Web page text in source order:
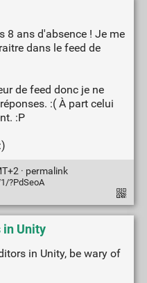
8 ans d'absence ! Je me
dans le feed de
de feed donc je ne
:( À part celui
:P
· permalink
?PdSeoA
in Unity
in Unity, be wary of